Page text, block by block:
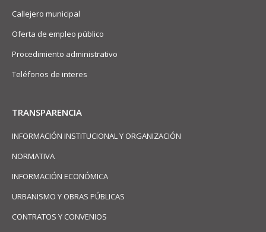
Callejero municipal
Oferta de empleo público
Procedimiento administrativo
Teléfonos de interes
TRANSPARENCIA
INFORMACIÓN INSTITUCIONAL Y ORGANIZACIÓN
NORMATIVA
INFORMACIÓN ECONÓMICA
URBANISMO Y OBRAS PÚBLICAS
CONTRATOS Y CONVENIOS